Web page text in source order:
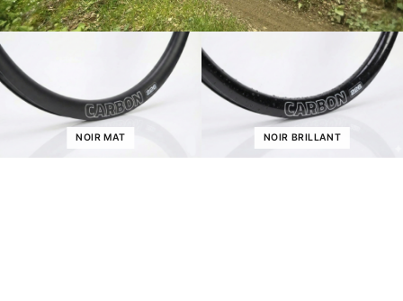
NOIR MAT NOIR BRILLANT